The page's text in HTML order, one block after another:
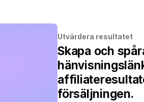
Utvärdera resultatet
Skapa och
försäljningen.